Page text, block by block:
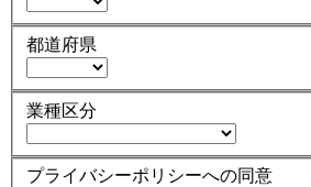
都道府県
業種区分
プライバシーポリシーへの同意